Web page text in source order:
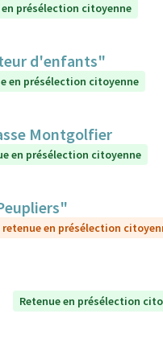
en présélection citoyenne
d'enfants"
en présélection citoyenne
Montgolfier
en présélection citoyenne
retenue en présélection
Retenue en présélection